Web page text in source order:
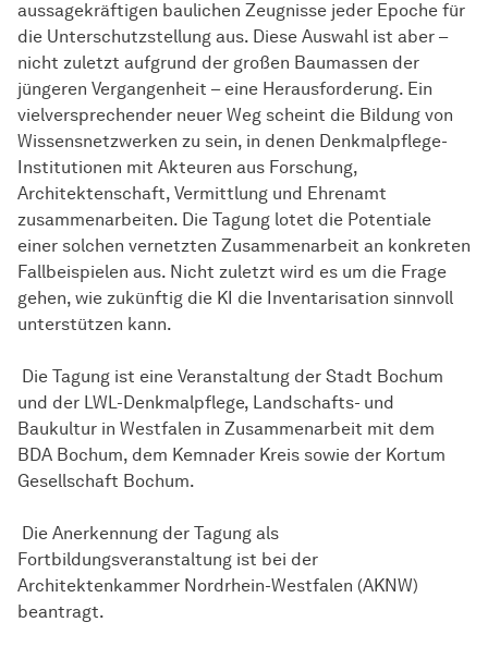
aussagekräftigen baulichen Zeugnisse jeder Epoche für
die Unterschutzstellung aus. Diese Auswahl ist aber –
nicht zuletzt aufgrund der großen Baumassen der
jüngeren Vergangenheit – eine Herausforderung. Ein
vielversprechender neuer Weg scheint die Bildung von
Wissensnetzwerken zu sein, in denen Denkmalpflege-
Institutionen mit Akteuren aus Forschung,
Architektenschaft, Vermittlung und Ehrenamt
zusammenarbeiten. Die Tagung lotet die Potentiale
einer solchen vernetzten Zusammenarbeit an konkreten
Fallbeispielen aus. Nicht zuletzt wird es um die Frage
gehen, wie zukünftig die KI die Inventarisation sinnvoll
unterstützen kann.
Die Tagung ist eine Veranstaltung der Stadt Bochum
und der LWL-Denkmalpflege, Landschafts- und
Baukultur in Westfalen in Zusammenarbeit mit dem
BDA Bochum, dem Kemnader Kreis sowie der Kortum
Gesellschaft Bochum.
Die Anerkennung der Tagung als
Fortbildungsveranstaltung ist bei der
Architektenkammer Nordrhein-Westfalen (AKNW)
beantragt.